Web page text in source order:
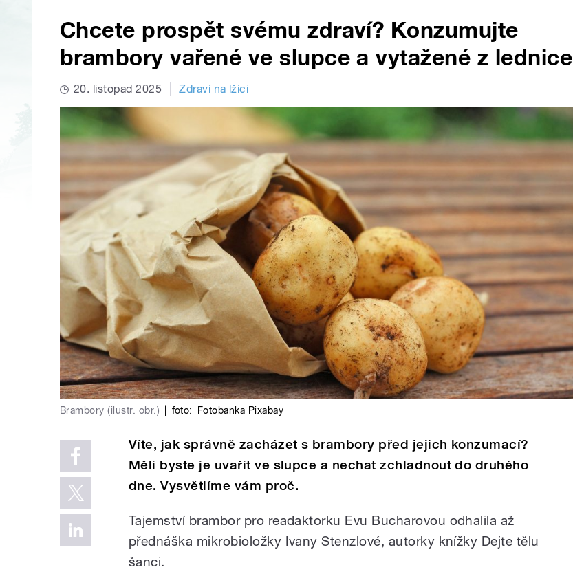
Chcete prospět svému zdraví? Konzumujte
brambory vařené ve slupce a vytažené z lednice
20. listopad 2025 Zdraví na lžíci
Brambory (ilustr. obr.) foto: Fotobanka Pixabay
Víte, jak správně zacházet s brambory před jejich konzumací?
Měli byste je uvařit ve slupce a nechat zchladnout do druhého
dne. Vysvětlíme vám proč.
Tajemství brambor pro readaktorku Evu Bucharovou odhalila až
přednáška mikrobioložky Ivany Stenzlové, autorky knížky Dejte tělu
šanci.